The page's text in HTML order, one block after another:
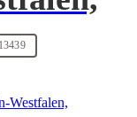
Westfalen,